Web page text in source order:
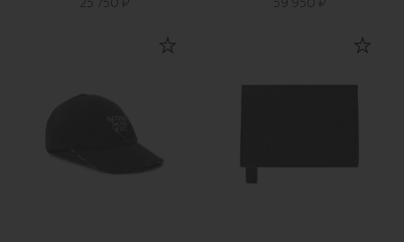
25 750 ₽ 59 950 ₽